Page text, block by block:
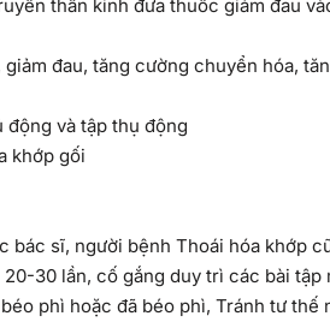
thần kinh đưa thuốc giảm đau
đau, tăng cường chuyển hóa,
động và tập thụ động
sĩ, người bệnh Thoái hóa khớp
30 lần, cố gắng duy trì các bài tập
phì hoặc đã béo phì, Tránh tư thế